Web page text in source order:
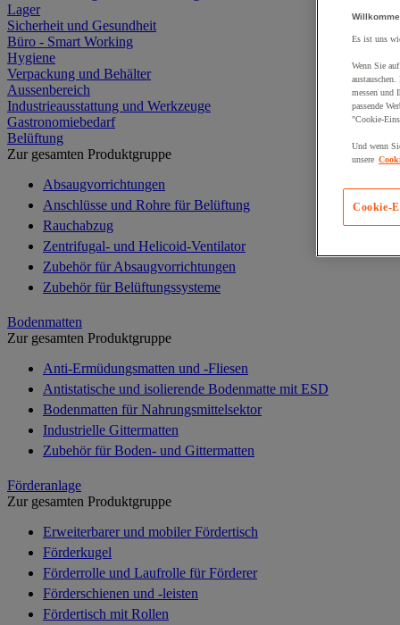
Lager
Sicherheit und Gesundheit
Büro - Smart Working
Hygiene
Verpackung und Behälter
Aussenbereich
Industrieausstattung und Werkzeuge
Gastronomiebedarf
Belüftung
Zur gesamten Produktgruppe
Absaugvorrichtungen
Anschlüsse und Rohre für Belüftung
Rauchabzug
Zentrifugal- und Helicoid-Ventilator
Zubehör für Absaugvorrichtungen
Zubehör für Belüftungssysteme
Bodenmatten
Zur gesamten Produktgruppe
Anti-Ermüdungsmatten und -Fliesen
Antistatische und isolierende Bodenmatte mit ESD
Bodenmatten für Nahrungsmittelsektor
Industrielle Gittermatten
Zubehör für Boden- und Gittermatten
Förderanlage
Zur gesamten Produktgruppe
Erweiterbarer und mobiler Fördertisch
Förderkugel
Förderrolle und Laufrolle für Förderer
Förderschienen und -leisten
Fördertisch mit Rollen
Es ist uns
Wenn Sie
messen und
passende
"Cookie-
Und wenn
unsere
Cookie-